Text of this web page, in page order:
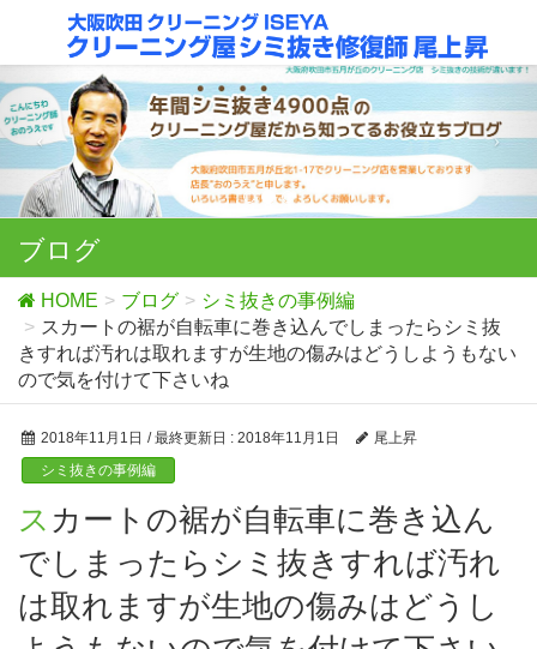
ブログ
HOME ブログ
シミ抜きの事例編
スカートの裾が自転車に巻き込んでしまったらシミ抜
きすれば汚れは取れますが生地の傷みはどうしようもない
ので気を付けて下さいね
2018年11月1日 / 最終更新日 : 2018年11月1日
尾上昇
シミ抜きの事例編
スカートの裾が自転車に巻き込ん
でしまったらシミ抜きすれば汚れ
は取れますが生地の傷みはどうし